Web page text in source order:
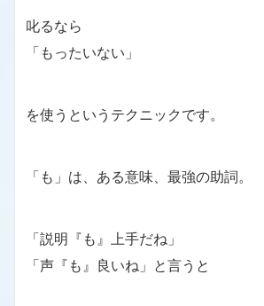
叱るなら
「もったいない」
を使うというテクニックです。
「も」は、ある意味、最強の助詞。
「説明『も』上手だね」
「声『も』良いね」と言うと